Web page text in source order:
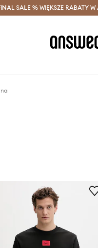
z Answear Club >
SALE % WIĘKSZE RABATY W